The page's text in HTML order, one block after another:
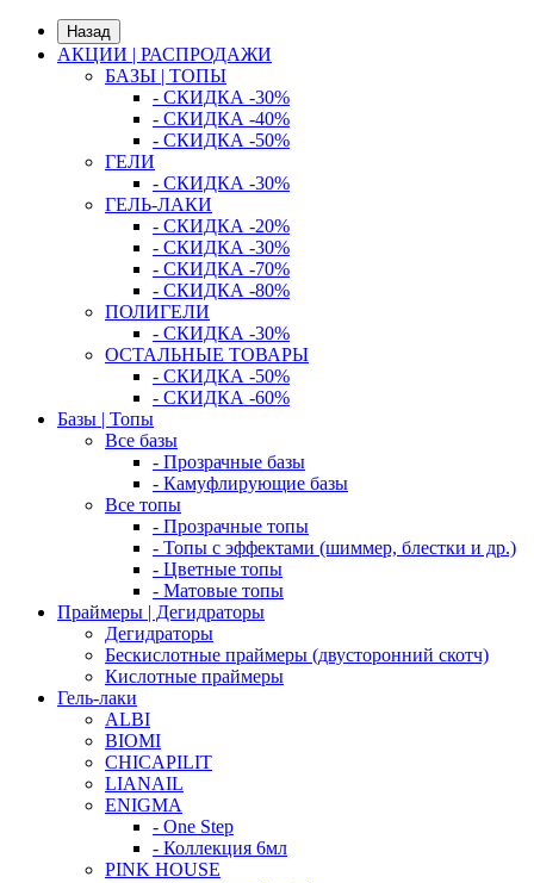
Назад
АКЦИИ | РАСПРОДАЖИ
БАЗЫ | ТОПЫ
- СКИДКА -30%
- СКИДКА -40%
- СКИДКА -50%
ГЕЛИ
- СКИДКА -30%
ГЕЛЬ-ЛАКИ
- СКИДКА -20%
- СКИДКА -30%
- СКИДКА -70%
- СКИДКА -80%
ПОЛИГЕЛИ
- СКИДКА -30%
ОСТАЛЬНЫЕ ТОВАРЫ
- СКИДКА -50%
- СКИДКА -60%
Базы | Топы
Все базы
- Прозрачные базы
- Камуфлирующие базы
Все топы
- Прозрачные топы
- Топы с эффектами (шиммер, блестки и др.)
- Цветные топы
- Матовые топы
Праймеры | Дегидраторы
Дегидраторы
Бескислотные праймеры (двусторонний скотч)
Кислотные праймеры
Гель-лаки
ALBI
BIOMI
CHICAPILIT
LIANAIL
ENIGMA
- One Step
- Коллекция 6мл
PINK HOUSE